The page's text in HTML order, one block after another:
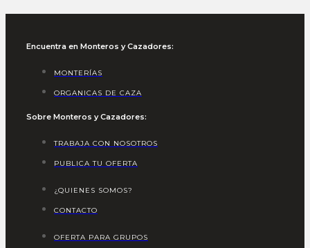
Encuentra en Monteros y Cazadores:
MONTERÍAS
ORGANICAS DE CAZA
Sobre Monteros y Cazadores:
TRABAJA CON NOSOTROS
PUBLICA TU OFERTA
¿QUIENES SOMOS?
CONTACTO
OFERTA PARA GRUPOS